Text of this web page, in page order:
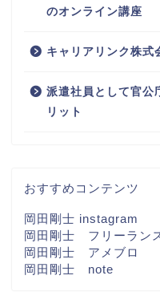
のオンライン講座
キャリアリンク株式
派遣社員として官公
リット
おすすめコンテンツ
岡田剛士 instagram
岡田剛士 フリーラン
岡田剛士 アメブロ
岡田剛士 note